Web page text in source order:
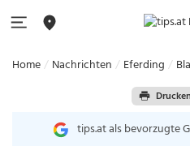
Home Nachrichten Eferding
Drucken
tips.at als bevorzugte